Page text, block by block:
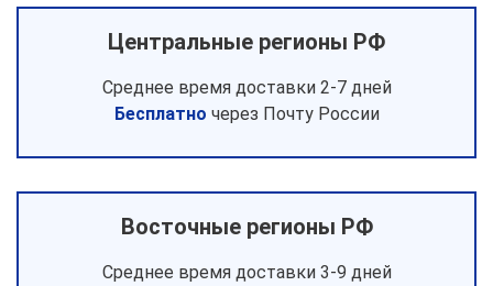
Центральные регионы РФ
Среднее время доставки 2-7 дней
Бесплатно через Почту России
Восточные регионы РФ
Среднее время доставки 3-9 дней